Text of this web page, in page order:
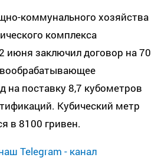
коммунального хозяйства
комплекса
июня заключил договор на 70
на поставку 8,7 кубометров
Кубический метр
в 8100 гривен.
Telegram - канал